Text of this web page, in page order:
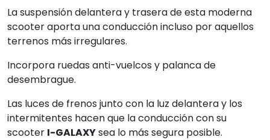
La suspensión delantera y trasera de esta moderna
scooter aporta una conducción incluso por aquellos
terrenos más irregulares.
Incorpora ruedas anti-vuelcos y palanca de
desembrague.
Las luces de frenos junto con la luz delantera y los
intermitentes hacen que la conducción con su
scooter I-GALAXYsea lo más segura posible.